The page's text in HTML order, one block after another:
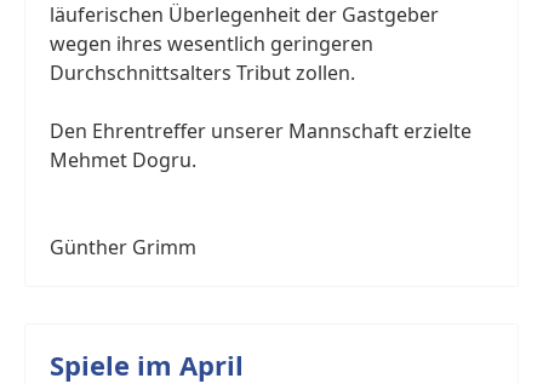
läuferischen Überlegenheit der Gastgeber
wegen ihres wesentlich geringeren
Durchschnittsalters Tribut zollen.
Den Ehrentreffer unserer Mannschaft erzielte
Mehmet Dogru.
Günther Grimm
Spiele im April